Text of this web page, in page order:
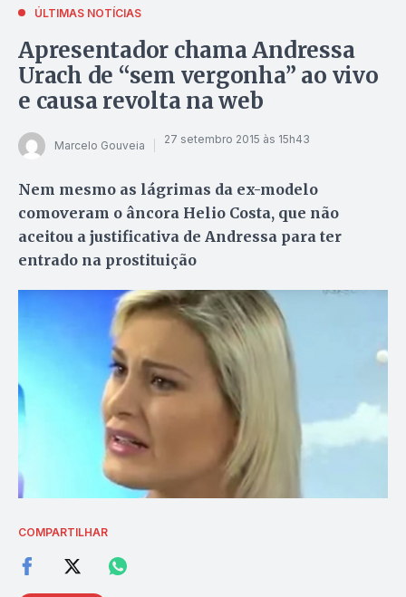
ÚLTIMAS NOTÍCIAS
Apresentador chama Andressa
Urach de “sem vergonha” ao vivo
e causa revolta na web
Marcelo Gouveia 27 setembro 2015 às 15h43
Nem mesmo as lágrimas da ex-modelo
comoveram o âncora Helio Costa, que não
aceitou a justificativa de Andressa para ter
entrado na prostituição
COMPARTILHAR